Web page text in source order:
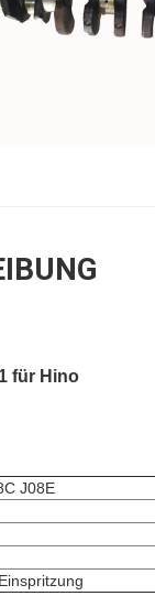
für Hino
J08E